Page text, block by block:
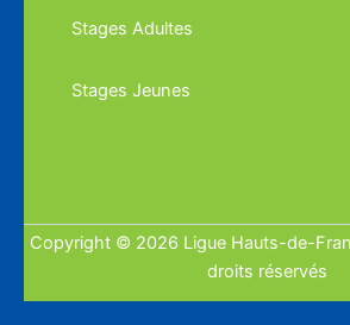
Stages Adultes
Stages Jeunes
Copyright © 2026 Ligue Hauts-de-
droits réservés